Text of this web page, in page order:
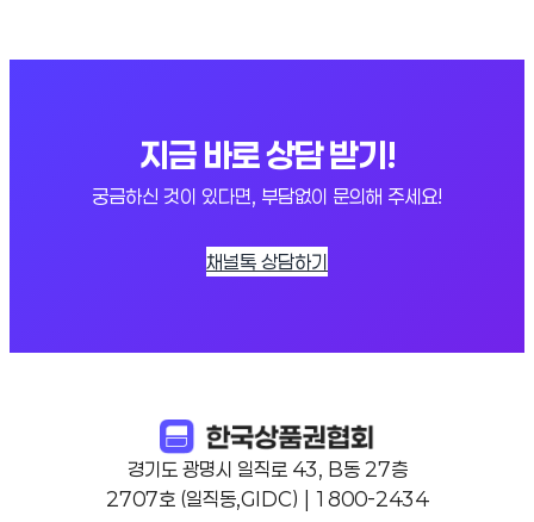
지금 바로 상담 받기!
궁금하신 것이 있다면, 부담없이 문의해 주세요!
채널톡 상담하기
경기도 광명시 일직로 43, B동 27층
2707호 (일직동,GIDC) | 1800-2434